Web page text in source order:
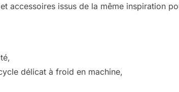
accessoires issus de la même inspiration
délicat à froid en machine,